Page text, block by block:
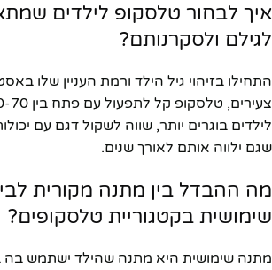
איך לבחור טלסקופ לילדים
לגילם ולסקרנותם?
התחילו בזיהוי גיל הילד ורמת העניין שלו
לילדים בוגרים יותר, שווה לשקול דגם עם
שגם ילווה אותם לאורך שנים.
מה ההבדל בין מתנה מקורית
שימושית בקטגוריית טלסקופים?
מתנה שימושית היא מתנה שהילד ישתמש בה